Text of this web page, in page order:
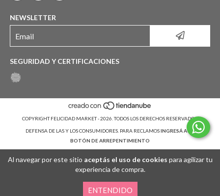
Al navegar por este sitio aceptás el uso de cookies para agilizar tu
experiencia de compra.
ENTENDIDO
NEWSLETTER
SEGURIDAD Y CERTIFICACIONES
COPYRIGHT FELICIDAD MARKET - 2026. TODOS LOS DERECHOS RESERVADOS.
DEFENSA DE LAS Y LOS CONSUMIDORES. PARA RECLAMOS INGRESÁ ACÁ.
BOTÓN DE ARREPENTIMIENTO